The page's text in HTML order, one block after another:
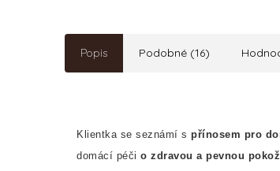
Popis Podobné (16)
Klientka se seznámí s přínosem pro
domácí péči o zdravou a pevnou